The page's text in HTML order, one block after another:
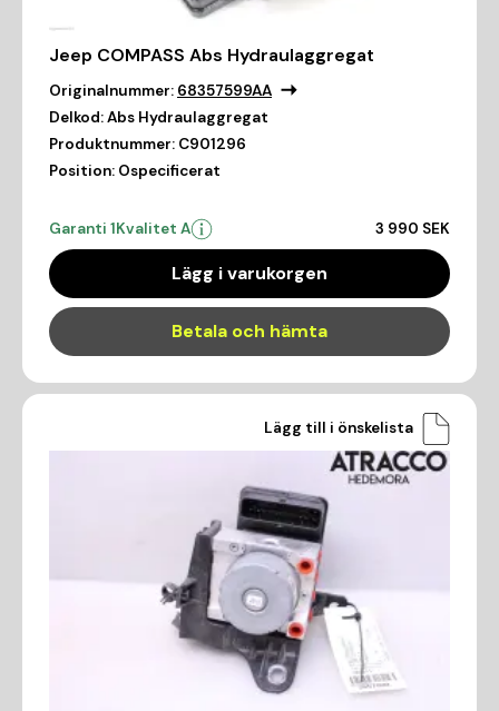
Jeep COMPASS Abs Hydraulaggregat
Originalnummer: 68357599AA
Delkod:Abs Hydraulaggregat
Produktnummer: C901296
Position: Ospecificerat
Garanti 1Kvalitet A 3 990 SEK
Lägg i varukorgen
Betala och hämta
Lägg till i önskelista